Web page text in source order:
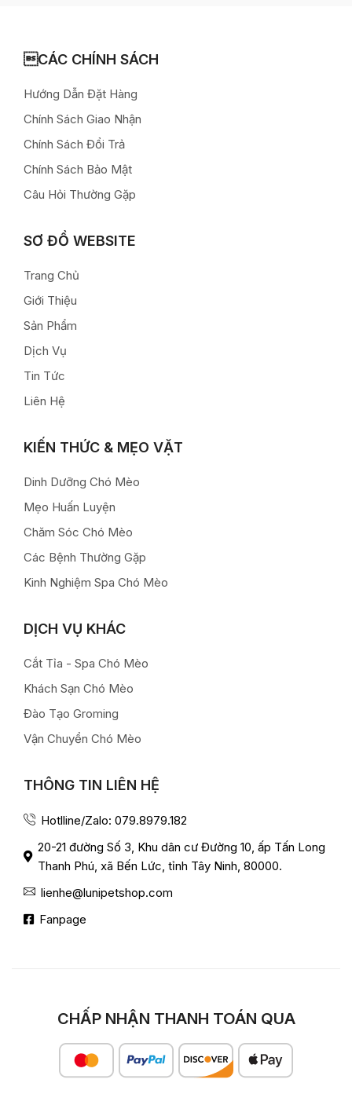
CÁC CHÍNH SÁCH
Hướng Dẫn Đặt Hàng
Chính Sách Giao Nhận
Chính Sách Đổi Trả
Chính Sách Bảo Mật
Câu Hỏi Thường Gặp
SƠ ĐỒ WEBSITE
Trang Chủ
Giới Thiệu
Sản Phẩm
Dịch Vụ
Tin Tức
Liên Hệ
KIẾN THỨC & MẸO VẶT
Dinh Dưỡng Chó Mèo
Mẹo Huấn Luyện
Chăm Sóc Chó Mèo
Các Bệnh Thường Gặp
Kinh Nghiệm Spa Chó Mèo
DỊCH VỤ KHÁC
Cắt Tỉa - Spa Chó Mèo
Khách Sạn Chó Mèo
Đào Tạo Groming
Vận Chuyển Chó Mèo
THÔNG TIN LIÊN HỆ
Hotlline/Zalo: 079.8979.182
20-21 đường Số 3, Khu dân cư Đường 10, ấp Tấn Long
Thanh Phú, xã Bến Lức, tỉnh Tây Ninh, 80000.
lienhe@lunipetshop.com
Fanpage
CHẤP NHẬN THANH TOÁN QUA